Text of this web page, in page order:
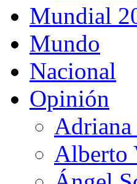
Mundial
Mundo
Nacional
Opinión
Alberto